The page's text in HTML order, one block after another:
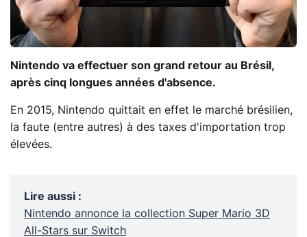
Nintendo va effectuer son grand retour au Brésil,
après cinq longues années d'absence.
En 2015, Nintendo quittait en effet le marché brésilien,
la faute (entre autres) à des taxes d'importation trop
élevées.
Lire aussi :
Nintendo annonce la collection Super Mario 3D
All-Stars sur Switch